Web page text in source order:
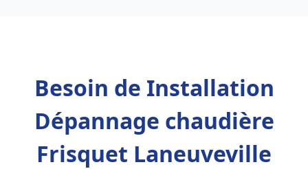
Besoin de Installation
Dépannage chaudière
Frisquet Laneuveville